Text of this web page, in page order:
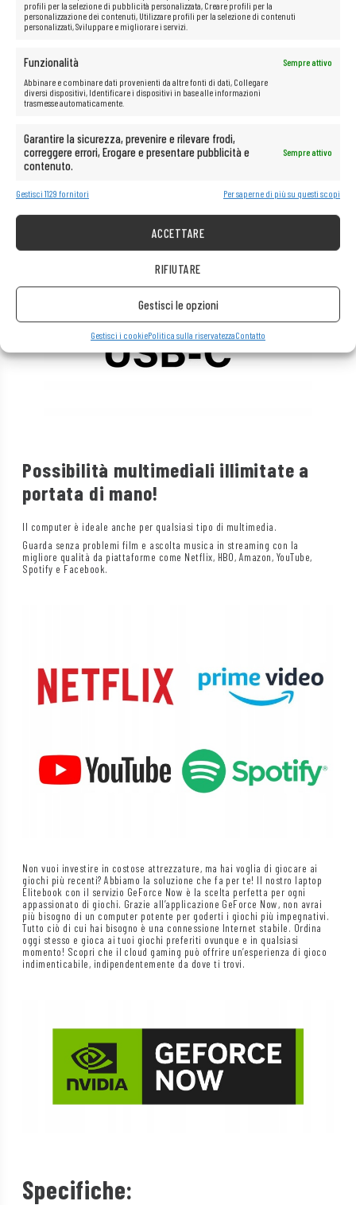
profili per la selezione di pubblicità personalizzata, Creare profili per la
personalizzazione dei contenuti, Utilizzare profili per la selezione di contenuti
personalizzati, Sviluppare e migliorare i servizi.
Funzionalità
Sempre attivo
Abbinare e combinare dati provenienti da altre fonti di dati, Collegare
diversi dispositivi, Identificare i dispositivi in base alle informazioni
trasmesse automaticamente.
Garantire la sicurezza, prevenire e rilevare frodi,
correggere errori, Erogare e presentare pubblicità e
contenuto.
Sempre attivo
Gestisci 1129 fornitori Per saperne di più su questi scopi
ACCETTARE
RIFIUTARE
Gestisci le opzioni
Gestisci i cookiePolitica sulla riservatezzaContatto
DisplayPort o connettore HDMI con cavo o adattatoreDP-HDMI
per
mantenere la piena funzionalità del tuo dispositivo.
Possibilità multimediali illimitate a
portata di mano!
Il computer è ideale anche per qualsiasi tipo di multimedia.
Guarda senza problemi film e ascolta musica in streaming con la
migliore qualità da piattaforme come Netflix, HBO, Amazon, YouTube,
Spotify e Facebook.
Non vuoi investire in costose attrezzature, ma hai voglia di giocare ai
giochi più recenti? Abbiamo la soluzione che fa per te! Il nostro laptop
Elitebook con il servizio GeForce Now è la scelta perfetta per ogni
appassionato di giochi. Grazie all’applicazione GeForce Now, non avrai
più bisogno di un computer potente per goderti i giochi più impegnativi.
Tutto ciò di cui hai bisogno è una connessione Internet stabile. Ordina
oggi stesso e gioca ai tuoi giochi preferiti ovunque e in qualsiasi
momento! Scopri che il cloud gaming può offrire un’esperienza di gioco
indimenticabile, indipendentemente da dove ti trovi.
Specifiche: